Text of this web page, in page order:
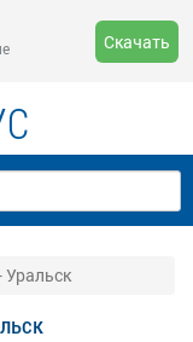
Скачать
Уральск